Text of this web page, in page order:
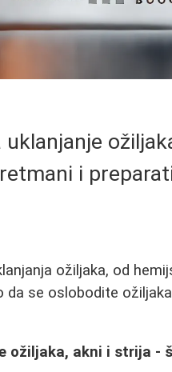
i
ožiljaka, od
da se oslobodite
ožiljaka, akni i strija -